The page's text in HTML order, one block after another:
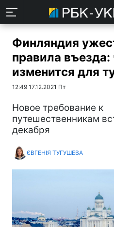
Финляндия
правила въезда:
изменится для
12:49 17.12.2021 Пт
Новое требование к
путешественникам
декабря
ЄВГЕНІЯ ТУГУШЕВА